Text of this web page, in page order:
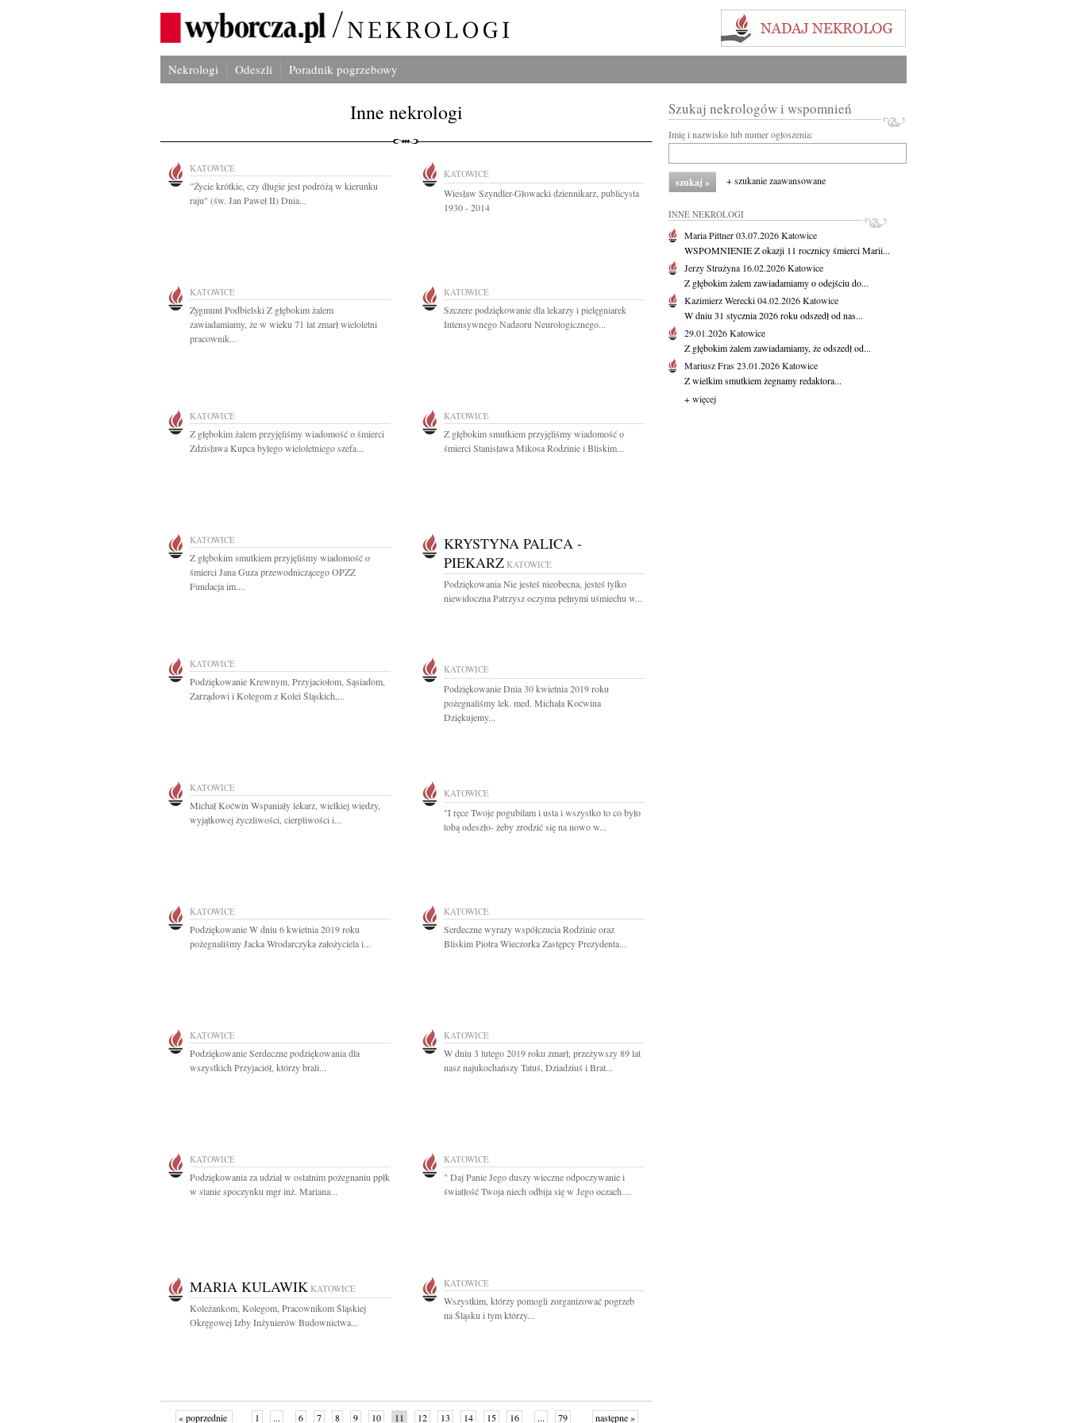
Nekrologi Odeszli Poradnik pogrzebowy
Inne nekrologi
KATOWICE
"Życie krótkie, czy długie jest podróżą w kierunku
raju" (św. Jan Paweł II) Dnia...
KATOWICE
Wiesław Szyndler-Głowacki dziennikarz, publicysta
1930 - 2014
KATOWICE
Zygmunt Podbielski Z głębokim żalem
zawiadamiamy, że w wieku 71 lat zmarł wieloletni
pracownik...
KATOWICE
Szczere podziękowanie dla lekarzy i pielęgniarek
Intensywnego Nadzoru Neurologicznego...
KATOWICE
Z głębokim żalem przyjęliśmy wiadomość o śmierci
Zdzisława Kupca byłego wieloletniego szefa...
KATOWICE
Z głębokim smutkiem przyjęliśmy wiadomość o
śmierci Stanisława Mikosa Rodzinie i Bliskim...
KATOWICE
Z głębokim smutkiem przyjęliśmy wiadomość o
śmierci Jana Guza przewodniczącego OPZZ
Fundacja im....
KRYSTYNA PALICA -
PIEKARZ KATOWICE
Podziękowania Nie jesteś nieobecna, jesteś tylko
niewidoczna Patrzysz oczyma pełnymi uśmiechu w...
KATOWICE
Podziękowanie Krewnym, Przyjaciołom, Sąsiadom,
Zarządowi i Kolegom z Kolei Śląskich,...
KATOWICE
Podziękowanie Dnia 30 kwietnia 2019 roku
pożegnaliśmy lek. med. Michała Koćwina
Dziękujemy...
KATOWICE
Michał Koćwin Wspaniały lekarz, wielkiej wiedzy,
wyjątkowej życzliwości, cierpliwości i...
KATOWICE
"I ręce Twoje pogubilam i usta i wszystko to co było
tobą odeszło- żeby zrodzić się na nowo w...
KATOWICE
Podziękowanie W dniu 6 kwietnia 2019 roku
pożegnaliśmy Jacka Wrodarczyka założyciela i...
KATOWICE
Serdeczne wyrazy współczucia Rodzinie oraz
Bliskim Piotra Wieczorka Zastępcy Prezydenta...
KATOWICE
Podziękowanie Serdeczne podziękowania dla
wszystkich Przyjaciół, którzy brali...
KATOWICE
W dniu 3 lutego 2019 roku zmarł, przeżywszy 89 lat
nasz najukochańszy Tatuś, Dziadziuś i Brat...
KATOWICE
Podziękowania za udział w ostatnim pożegnaniu ppłk
w stanie spoczynku mgr inż. Mariana...
KATOWICE
" Daj Panie Jego duszy wieczne odpoczywanie i
światłość Twoja niech odbija się w Jego oczach....
MARIA KULAWIK KATOWICE
Koleżankom, Kolegom, Pracownikom Śląskiej
Okręgowej Izby Inżynierów Budownictwa...
KATOWICE
Wszystkim, którzy pomogli zorganizować pogrzeb
na Śląsku i tym którzy...
« poprzednie 1 ... 6 7 8 9 10 11 12 13 14 15 16 ... 79 następne »
Szukaj nekrologów i wspomnień
Imię i nazwisko lub numer ogłoszenia:
+ szukanie zaawansowane
INNE NEKROLOGI
Maria Pittner03.07.2026Katowice
WSPOMNIENIE Z okazji 11 rocznicy śmierci Marii...
Jerzy Strużyna 16.02.2026Katowice
Z głębokim żalem zawiadamiamy o odejściu do...
Kazimierz Werecki04.02.2026Katowice
W dniu 31 stycznia 2026 roku odszedł od nas...
29.01.2026Katowice
Z głębokim żalem zawiadamiamy, że odszedł od...
Mariusz Fras23.01.2026Katowice
Z wielkim smutkiem żegnamy redaktora...
+ więcej